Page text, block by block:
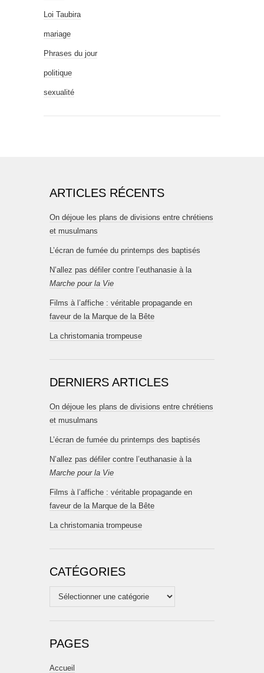
Loi Taubira
mariage
Phrases du jour
politique
sexualité
ARTICLES RÉCENTS
On déjoue les plans de divisions entre chrétiens
et musulmans
L’écran de fumée du printemps des baptisés
N’allez pas défiler contre l’euthanasie à la
Marche pour la Vie
Films à l’affiche : véritable propagande en
faveur de la Marque de la Bête
La christomania trompeuse
DERNIERS ARTICLES
On déjoue les plans de divisions entre chrétiens
et musulmans
L’écran de fumée du printemps des baptisés
N’allez pas défiler contre l’euthanasie à la
Marche pour la Vie
Films à l’affiche : véritable propagande en
faveur de la Marque de la Bête
La christomania trompeuse
CATÉGORIES
Catégories
PAGES
Accueil